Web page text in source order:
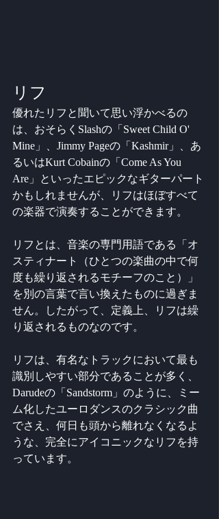
リフ
優れたリフと聞いて思い浮かべるの
は、おそらくSlashの「Sweet Child O'
Mine」、Jimmy Pageの「Kashmir」、あ
るいはKurt Cobainの「Come As You
Are」といったエピックなギターパート
かもしれませんが、リフはほぼすべて
の楽器で演奏することができます。
リフとは、音楽の専門用語である「オ
スティナート（ひとつの楽曲の中で何
度も繰り返されるモチーフのこと）」
を別の言葉で言い換えたものに過ぎま
せん。したがって、定義上、リフは繰
り返されるものなのです。
リフは、有名なトラックにおいて最も
識別しやすい部分であることが多く、
Darudeの「Sandstorm」のように、ミー
ム化したユーロダンスのクラシック曲
でさえ、何日も頭から離れなくなるよ
うな、完全にアイコニックなリフを持
っています。